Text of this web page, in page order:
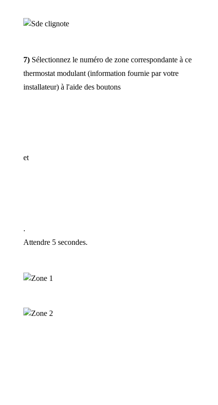
7) Sélectionnez le numéro de zone correspondante à ce
thermostat modulant (information fournie par votre
installateur) à l'aide des boutons
et
.
Attendre 5 secondes.